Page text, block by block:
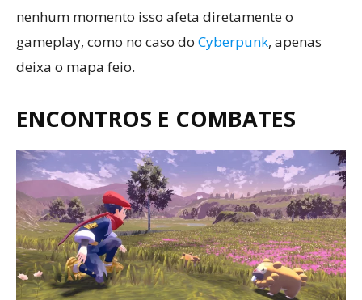
nenhum momento isso afeta diretamente o
gameplay, como no caso do Cyberpunk, apenas
deixa o mapa feio.
ENCONTROS E COMBATES